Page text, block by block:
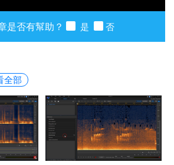
是否有幫助？ 是 否
全部